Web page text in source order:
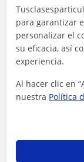
Tarifa
1ª clase
para garantizar
personalizar el
su eficacia, así
experiencia.
Al hacer clic en
nuestra Política